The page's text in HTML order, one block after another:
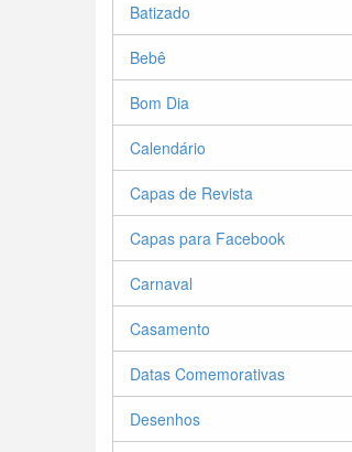
Batizado
Bebê
Bom Dia
Calendário
Capas de Revista
Capas para Facebook
Carnaval
Casamento
Datas Comemorativas
Desenhos